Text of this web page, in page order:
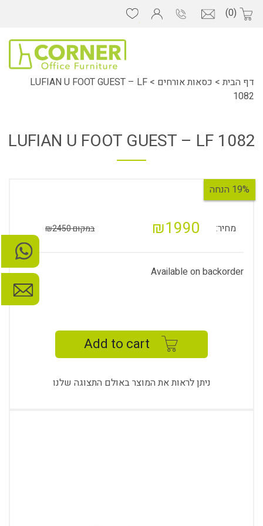
(0)
דף הבית > כסאות אורחים >
LUFIAN U FOOT GUEST – LF
1082
LUFIAN U FOOT GUEST – LF 1082
19% הנחה
מחיר: ₪1990 במקום ₪2450
Available on backorder
Add to cart
ניתן לראות את המוצר באולם התצוגה שלנו